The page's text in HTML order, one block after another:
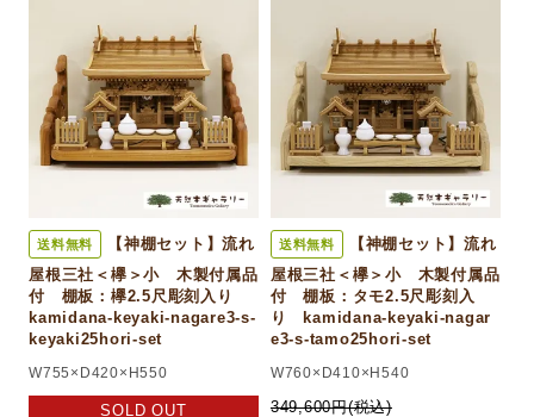
送料無料
【神棚セット】流れ
屋根三社＜欅＞小 木製付属品
付 棚板：欅2.5尺彫刻入り
kamidana-keyaki-nagare3-s-
keyaki25hori-set
W755×D420×H550
SOLD OUT
送料無料
【神棚セット】流れ
屋根三社＜欅＞小 木製付属品
付 棚板：タモ2.5尺彫刻入
り kamidana-keyaki-nagar
e3-s-tamo25hori-set
W760×D410×H540
349,600円(税込)